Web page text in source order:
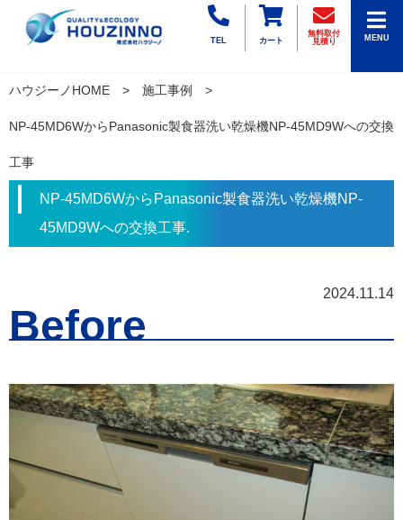
TEL カート
無料取付
見積り
MENU
ハウジーノHOME 施工事例
NP-45MD6WからPanasonic製食器洗い乾燥機NP-45MD9Wへの交換
工事
NP-45MD6WからPanasonic製食器洗い乾燥機NP-
45MD9Wへの交換工事.
2024.11.14
Before